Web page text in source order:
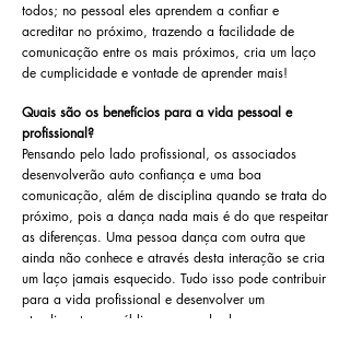
todos; no pessoal eles aprendem a confiar e
acreditar no próximo, trazendo a facilidade de
comunicação entre os mais próximos, cria um laço
de cumplicidade e vontade de aprender mais!
Quais são os benefícios para a vida pessoal e
profissional?
Pensando pelo lado profissional, os associados
desenvolverão auto confiança e uma boa
comunicação, além de disciplina quando se trata do
próximo, pois a dança nada mais é do que respeitar
as diferenças. Uma pessoa dança com outra que
ainda não conhece e através desta interação se cria
um laço jamais esquecido. Tudo isso pode contribuir
para a vida profissional e desenvolver um
atendimento ao público sem medo de se expor e